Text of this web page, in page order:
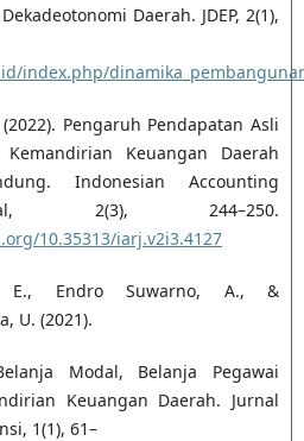
Daerah. JDEP, 2(1),
index.php/
Pengaruh Pendapatan Asli
Keuangan Daerah
Indonesian Accounting
2(3), 244–250.
10.35313/iarj.v2i3.4127
E., Endro Suwarno, A., &
U. (2021).
Modal, Belanja Pegawai
Keuangan Daerah. Jurnal
1(1), 61–